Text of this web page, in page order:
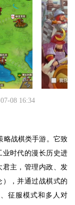
08 16:34
略战棋类手游。它致
业时代的漫长历史进
君主，管理内政、发
，并通过战棋式的
征服模式和多人对